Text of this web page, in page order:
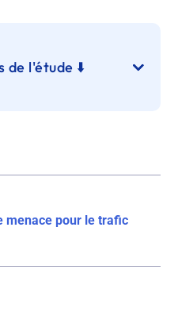
de l'étude ⬇️
menace pour le trafic